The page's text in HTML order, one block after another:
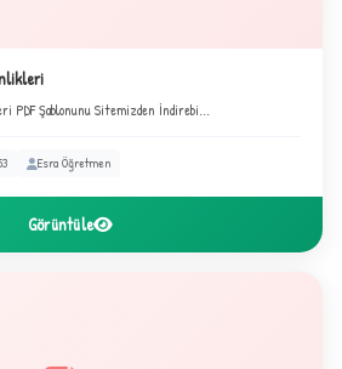
PDF Şablonunu Sitemizden İndirebi...
Esra Öğretmen
Görüntüle